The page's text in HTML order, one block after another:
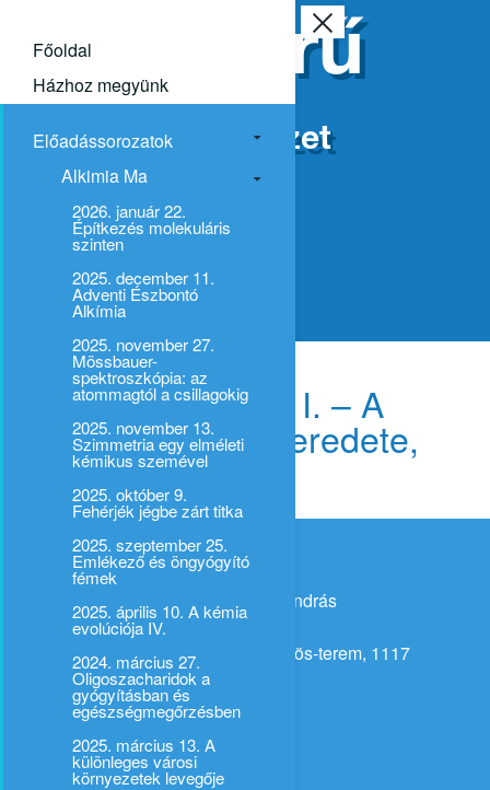
Főoldal
Házhoz megyünk
Előadássorozatok
Alkimia Ma
2026. január 22.
Építkezés molekuláris
szinten
2025. december 11.
Adventi Észbontó
Alkímia
2025. november 27.
Mössbauer-
spektroszkópia: az
atommagtól a csillagokig
2025. november 13.
Szimmetria egy elméleti
kémikus szemével
2025. október 9.
Fehérjék jégbe zárt titka
2025. szeptember 25.
Emlékező és öngyógyító
fémek
2025. április 10. A kémia
evolúciója IV.
2024. március 27.
Oligoszacharidok a
gyógyításban és
egészségmegőrzésben
2025. március 13. A
különleges városi
környezetek levegője
Népszerű
kémia
ELTE Kémiai Intézet
A kémia evolúciója I. – A
kémiai sokféleség eredete,
kialakulása
Adatlap
Előadó:Dormán György és Róka András
Időpont:2024-10-17 17:00
Helyszín:ELTE Kémiai Intézet Eötvös-terem, 1117
Budapest Pázmány s. 1/a
Kísérő programok:
Csatolmányok: